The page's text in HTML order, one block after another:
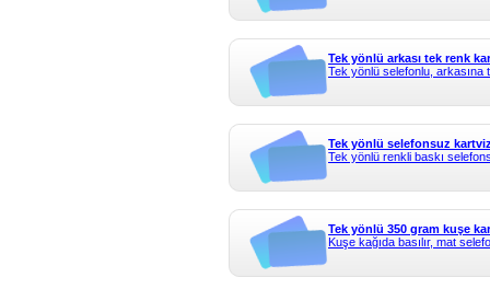
Tek yönlü arkası tek renk
Tek yönlü selefonlu, arkasına
Tek yönlü selefonsuz
Tek yönlü renkli baskı
Tek yönlü 350 gram kuşe
Kuşe kağıda basılır, mat